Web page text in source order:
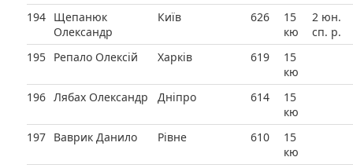
194 Щепанюк
Олександр
Київ 626
15
кю
2 юн.
сп. р.
195 Репало Олексій Харків 619
15
кю
196 Лябах Олександр Дніпро 614
15
кю
197 Ваврик Данило Рівне 610
15
кю